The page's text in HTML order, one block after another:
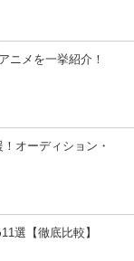
ニメを一挙紹介！
オーディション・
選【徹底比較】